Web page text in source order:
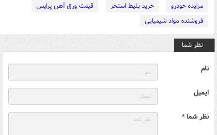
مزایده خودرو
خرید بلیط استخر
قیمت ورق آهن پرایس
فروشنده مواد شیمیایی
نظر شما
نام
ایمیل
نظر شما *